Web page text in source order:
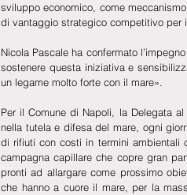
sviluppo economico, come
di vantaggio strategico competitivo per i
Nicola Pascale ha confermato
sostenere questa iniziativa e
un legame molto forte con il mare».
Per il Comune di Napoli, la Delegata
nella tutela e difesa del mare, ogni
di rifiuti con costi in termini ambientali
campagna capillare che copre gran
pronti ad allargare come prossimo
che hanno a cuore il mare, per la